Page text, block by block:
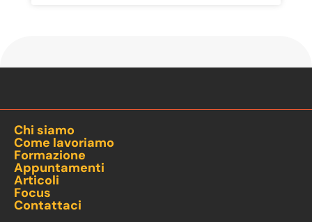
Chi siamo
Come lavoriamo
Formazione
Appuntamenti
Articoli
Focus
Contattaci